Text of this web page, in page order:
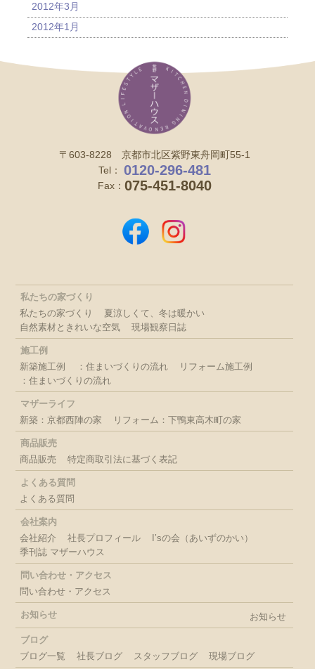
2012年3月
2012年1月
〒603-8228 京都市北区紫野東舟岡町55-1
Tel：
0120-296-481
Fax： 075-451-8040
私たちの家づくり
私たちの家づくり
夏涼しくて、冬は暖かい
自然素材ときれいな空気
現場観察日誌
施工例
新築施工例
：住まいづくりの流れ
リフォーム施工例
：住まいづくりの流れ
マザーライフ
新築：京都西陣の家
リフォーム：下鴨東高木町の家
商品販売
商品販売
特定商取引法に基づく表記
よくある質問
よくある質問
会社案内
会社紹介
社長プロフィール
I’sの会（あいずのかい）
季刊誌 マザーハウス
問い合わせ・アクセス
問い合わせ・アクセス
お知らせ お知らせ
ブログ
ブログ一覧
社長ブログ スタッフブログ 現場ブログ